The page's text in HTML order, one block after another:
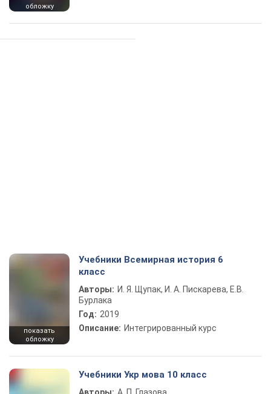
обложку
показать
обложку
Учебники Всемирная история 6
класс
Авторы: И. Я. Щупак, И. А. Пискарева, Е.В.
Бурлака
Год: 2019
Описание: Интегрированный курс
Учебники Укр мова 10 класс